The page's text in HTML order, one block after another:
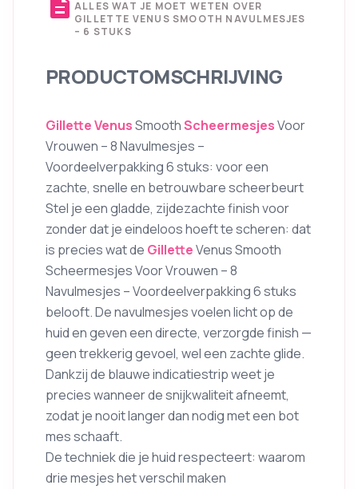
ALLES WAT JE MOET WETEN OVER
GILLETTE VENUS SMOOTH NAVULMESJES
– 6 STUKS
PRODUCTOMSCHRIJVING
Gillette VenusSmoothScheermesjesVoor
Vrouwen – 8 Navulmesjes –
Voordeelverpakking 6 stuks: voor een
zachte, snelle en betrouwbare scheerbeurt
Stel je een gladde, zijdezachte finish voor
zonder dat je eindeloos hoeft te scheren: dat
is precies wat de GilletteVenus Smooth
Scheermesjes Voor Vrouwen – 8
Navulmesjes – Voordeelverpakking 6 stuks
belooft. De navulmesjes voelen licht op de
huid en geven een directe, verzorgde finish —
geen trekkerig gevoel, wel een zachte glide.
Dankzij de blauwe indicatiestrip weet je
precies wanneer de snijkwaliteit afneemt,
zodat je nooit langer dan nodig met een bot
mes schaaft.
De techniek die je huid respecteert: waarom
drie mesjes het verschil maken